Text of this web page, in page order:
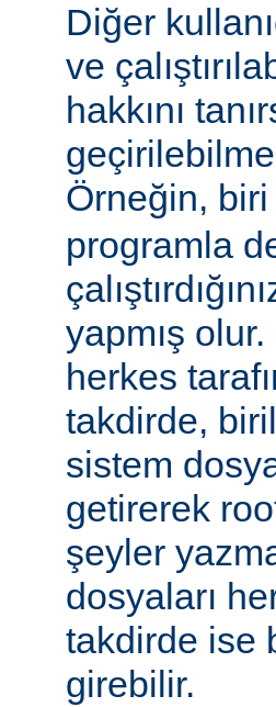
Diğer
ve
hakkını
geçirilebilme
Örneğin, biri
programla
yapmış
herkes
takdirde,
sistem
getirerek
şeyler
dosyaları
takdirde ise
girebilir.